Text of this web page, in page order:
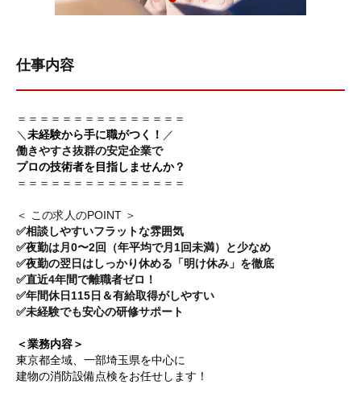
仕事内容
＝＝＝＝＝＝＝＝＝＝＝＝＝＝＝
＼ 未経験から手に職がつく！ ／
働きやすさ抜群の安定企業で
プロの技術者を目指しませんか？
＝＝＝＝＝＝＝＝＝＝＝＝＝＝＝
＜ この求人のPOINT ＞
✅相談しやすいフラットな雰囲気
✅夜勤は月0〜2回（年平均で月1回未満）と少なめ
✅夜勤の翌日はしっかり休める「明け休み」を徹底
✅直近4年間で離職者ゼロ！
✅年間休日115日＆有給取得がしやすい
✅未経験でも安心の研修サポート
＜業務内容＞
東京都全域、一部埼玉県を中心に
建物の消防設備点検をお任せします！